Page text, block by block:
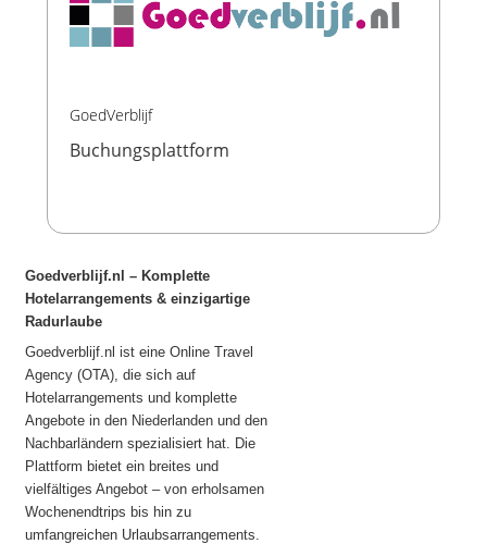
GoedVerblijf
Buchungsplattform
Goedverblijf.nl – Komplette
Hotelarrangements & einzigartige
Radurlaube
Goedverblijf.nl ist eine Online Travel
Agency (OTA), die sich auf
Hotelarrangements und komplette
Angebote in den Niederlanden und den
Nachbarländern spezialisiert hat. Die
Plattform bietet ein breites und
vielfältiges Angebot – von erholsamen
Wochenendtrips bis hin zu
umfangreichen Urlaubsarrangements.